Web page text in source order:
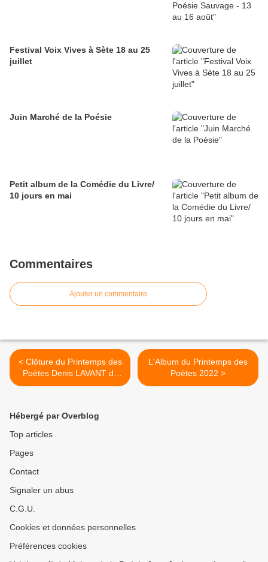
Festival Voix Vives à Sète 18 au 25
juillet
Juin Marché de la Poésie
Petit album de la Comédie du Livre/
10 jours en mai
Commentaires
Ajouter un commentaire
< Clôture du Printemps des
Poètes Denis LAVANT dit
Frédéric Jacques TEMPLE
L'Album du Printemps des
Poètes 2022 >
Hébergé par Overblog
Top articles
Pages
Contact
Signaler un abus
C.G.U.
Cookies et données personnelles
Préférences cookies